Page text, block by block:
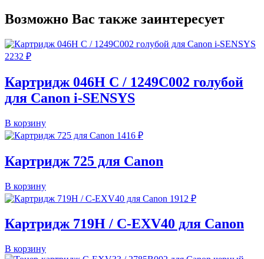
Возможно Вас также заинтересует
2232 ₽
Картридж 046H C / 1249C002 голубой
для Canon i-SENSYS
В корзину
1416 ₽
Картридж 725 для Canon
В корзину
1912 ₽
Картридж 719H / C-EXV40 для Canon
В корзину